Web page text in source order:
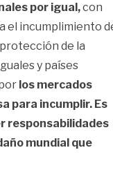
por igual,con
el incumplimiento
de la
y países
los mercados
para incumplir. Es
responsabilidades
mundial que